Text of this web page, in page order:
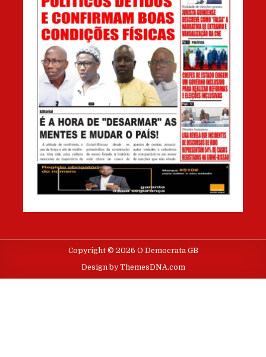
Copyright © 2026 O Democrata GB
Design by ThemesDNA.com